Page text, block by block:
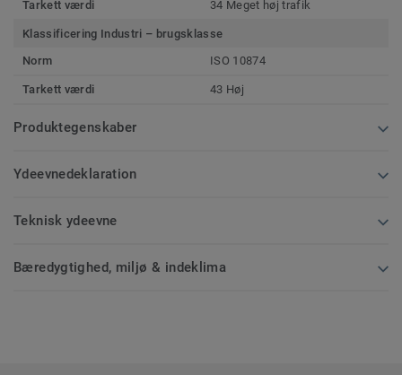
Tarkett værdi 34 Meget høj trafik
Klassificering Industri – brugsklasse
Norm
ISO 10874
Tarkett værdi 43 Høj
Produktegenskaber
Ydeevnedeklaration
Teknisk ydeevne
Bæredygtighed, miljø & indeklima